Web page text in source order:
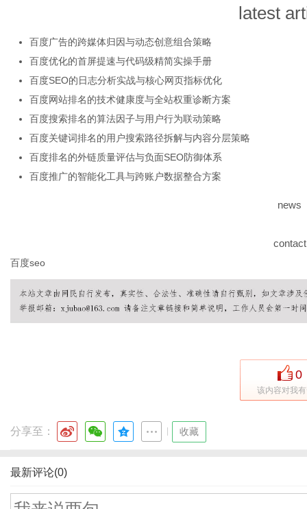
latest
百度广告的跨媒体归因与动态创意组合策略
百度优化的首屏提速与代码级精简实操手册
百度SEO的日志分析实战与核心网页指标优化
百度网站排名的技术健康度与全站权重诊断方案
百度搜索排名的算法因子与用户行为联动策略
百度关键词排名的用户搜索路径拆解与内容分层策略
百度排名的外链质量评估与负面SEO防御体系
百度推广的智能化工具与跨账户数据整合方案
news
contact
百度seo
0
该内容对我
分享至： 收藏
最新评论(0)